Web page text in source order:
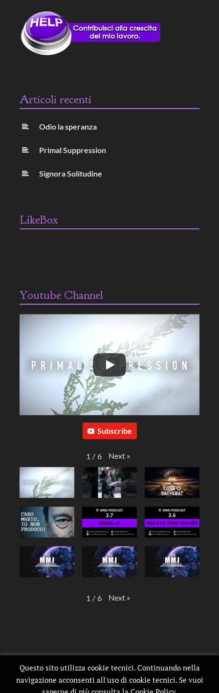
Articoli recenti
Odio la speranza
Primal Suppression
Signora Solitudine
LikeBox
Youtube Channel
Subscribe
1 / 6 Next »
1 / 6 Next »
Questo sito utilizza cookie tecnici. Continuando nella
navigazione acconsenti all'uso di cookie tecnici. Se vuoi